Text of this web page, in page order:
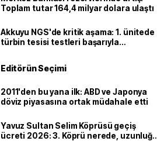
Toplam tutar 164,4 milyar dolara ulaştı
Akkuyu NGS'de kritik aşama: 1. ünitede
türbin tesisi testleri başarıyla
Editörün Seçimi
2011'den bu yana ilk: ABD ve Japonya
döviz piyasasına ortak müdahale etti
Yavuz Sultan Selim Köprüsü geçiş
ücreti 2026: 3. Köprü nerede, uzunluğu